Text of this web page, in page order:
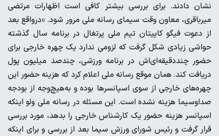
نشان دادند. برای بررسی بیشتر کافی است اظهارات مرتضی
میرباقری، معاون وقت سیمای رسانه ملی مرور شود. «در‌واقع بعد
از دعوت فیگو کاپیتان تیم ملی پرتغال در برنامه سال گذشته
حواشی زیادی شکل گرفت که لزومی ندارد یک چهره خارجی برای
حضور چند‌دقیقه‌ای‌اش در برنامه ورزشی، چند‌صد میلیون پول
دریافت کند. همان موقع رسانه ملی اعلام کرد که هزینه حضور این
چهره‌های خارجی از سوی اسپانسر‌ها بوده و به‌هیچ‌وجه از بودجه
صدا‌و‌سیما هزینه نشده است. این مسئله در رسانه ملی ولو اینکه
اسپانسر هزینه حضور یک کارشناس خارجی را بدهد، مورد بررسی
قرار گرفت و رئیس شورای ورزش سیما بعد از بررسی و برای اینکه